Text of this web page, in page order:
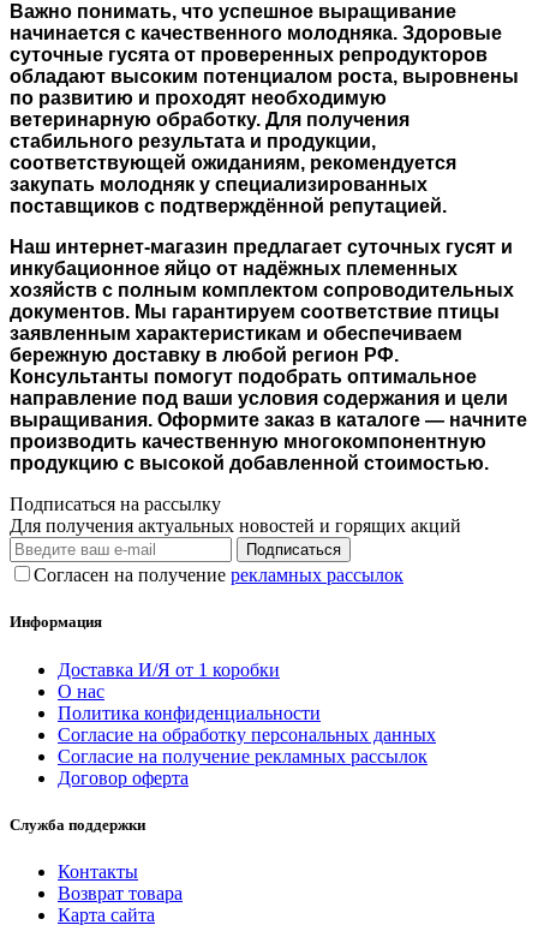
Важно понимать, что успешное выращивание
начинается с качественного молодняка. Здоровые
суточные гусята от проверенных репродукторов
обладают высоким потенциалом роста, выровнены
по развитию и проходят необходимую
ветеринарную обработку. Для получения
стабильного результата и продукции,
соответствующей ожиданиям, рекомендуется
закупать молодняк у специализированных
поставщиков с подтверждённой репутацией.
Наш интернет-магазин предлагает суточных гусят и
инкубационное яйцо от надёжных племенных
хозяйств с полным комплектом сопроводительных
документов. Мы гарантируем соответствие птицы
заявленным характеристикам и обеспечиваем
бережную доставку в любой регион РФ.
Консультанты помогут подобрать оптимальное
направление под ваши условия содержания и цели
выращивания. Оформите заказ в каталоге — начните
производить качественную многокомпонентную
продукцию с высокой добавленной стоимостью.
Подписаться на рассылку
Для получения актуальных новостей и горящих акций
Подписаться
Согласен на получение рекламных рассылок
Информация
Доставка И/Я от 1 коробки
О нас
Политика конфиденциальности
Согласие на обработку персональных данных
Согласие на получение рекламных рассылок
Договор оферта
Служба поддержки
Контакты
Возврат товара
Карта сайта